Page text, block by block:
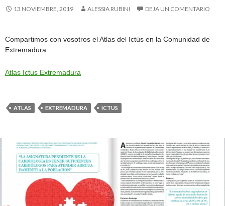
13 NOVIEMBRE, 2019 ALESSIA RUBINI DEJA UN COMENTARIO
Compartimos con vosotros el Atlas del Ictús en la Comunidad de
Extremadura.
Atlas Ictus Extremadura
ATLAS EXTREMADURA ICTUS